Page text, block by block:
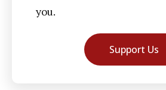
you.
Support Us